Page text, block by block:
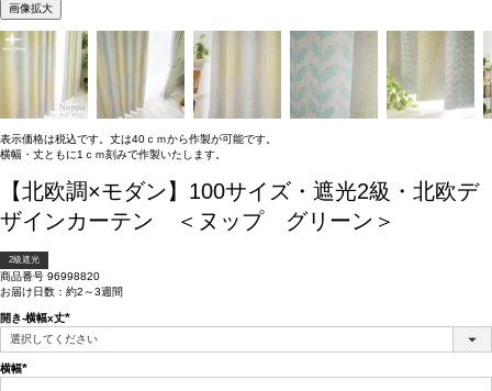
画像拡大
表示価格は税込です。丈は40ｃｍから作製が可能です。
横幅・丈ともに1ｃｍ刻みで作製いたします。
【北欧調×モダン】100サイズ・遮光2級・北欧デ
ザインカーテン ＜ヌップ グリーン＞
2級遮光
商品番号 96998820
お届け日数：約2～3週間
開き-横幅x丈
(必
須)
横幅